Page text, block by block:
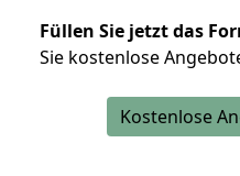
Füllen Sie jetzt das
Sie kostenlose
Kostenlose